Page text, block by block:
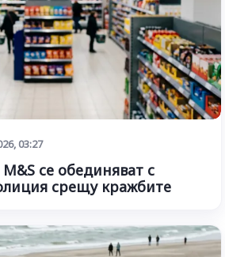
03:27
се обединяват с
срещу кражбите